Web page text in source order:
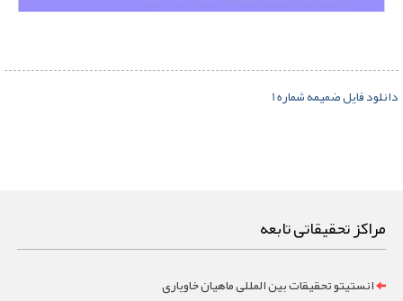
دانلود فایل ضمیمه شماره 1
مراکز تحقیقاتی تابعه
انستیتو تحقیقات بین المللی ماهیان خاویاری